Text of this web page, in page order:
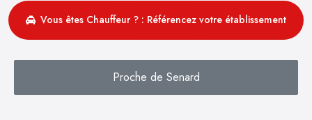
Vous êtes Chauffeur ? : Référencez votre établissement
Proche de Senard